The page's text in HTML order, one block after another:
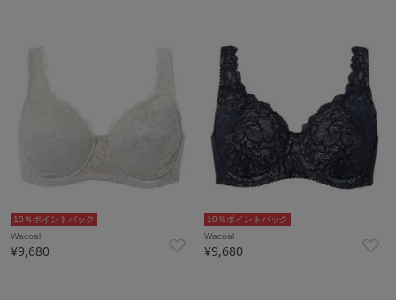
10％ポイントバック
Wacoal
¥9,680
10％ポイントバック
Wacoal
¥9,680